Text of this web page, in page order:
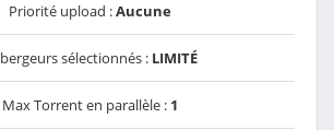
Priorité upload :Aucune
sélectionnés : LIMITÉ
Max Torrent en parallèle : 1